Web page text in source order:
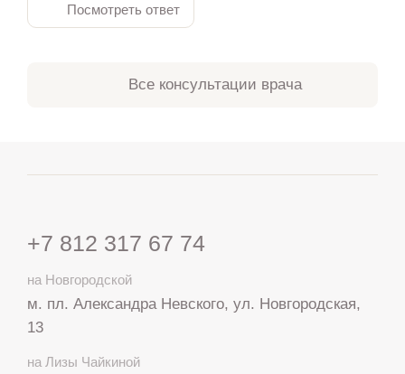
Посмотреть ответ
Все консультации врача
+7 812 317 67 74
на Новгородской
м. пл. Александра Невского, ул. Новгородская,
13
на Лизы Чайкиной